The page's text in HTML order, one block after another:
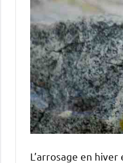
L’arrosage en